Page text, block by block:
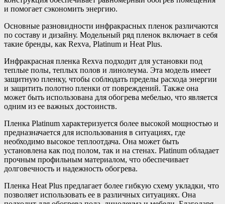
и помогает сэкономить энергию.
Основные разновидности инфракрасных пленок различаются
по составу и дизайну. Модельный ряд пленок включает в себя
такие бренды, как Rexva, Platinum и Heat Plus.
Инфракрасная пленка Rexva подходит для установки под
теплые полы, теплых полов и линолеума. Эта модель имеет
защитную пленку, чтобы соблюдать пределы расхода энергии
и защитить полотно пленки от повреждений. Также она
может быть использована для обогрева мебелью, что является
одним из ее важных достоинств.
Пленка Platinum характеризуется более высокой мощностью и
предназначается для использования в ситуациях, где
необходимо высокое теплоотдача. Она может быть
установлена как под полом, так и на стенах. Platinum обладает
прочным профильным материалом, что обеспечивает
долговечность и надежность обогрева.
Пленка Heat Plus предлагает более гибкую схему укладки, что
позволяет использовать ее в различных ситуациях. Она